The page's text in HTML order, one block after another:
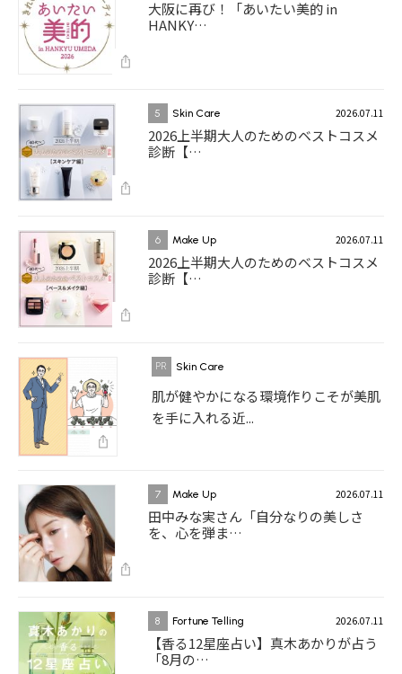
大阪に再び！「あいたい美的 in
HANKY…
5 Skin Care 2026.07.11
2026上半期大人のためのベストコスメ
診断【…
6 Make Up 2026.07.11
2026上半期大人のためのベストコスメ
診断【…
Skin Care
肌が健やかになる環境作りこそが美肌
を手に入れる近...
7 Make Up 2026.07.11
田中みな実さん「自分なりの美しさ
を、心を弾ま…
8 Fortune Telling 2026.07.11
【香る12星座占い】真木あかりが占う
「8月の…